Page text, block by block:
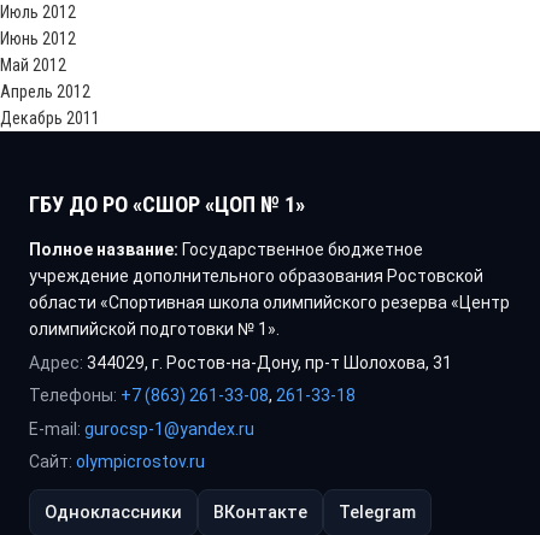
Июль 2012
Июнь 2012
Май 2012
Апрель 2012
Декабрь 2011
ГБУ ДО РО «СШОР «ЦОП № 1»
Полное название: Государственное бюджетное
учреждение дополнительного образования Ростовской
области «Спортивная школа олимпийского резерва «Центр
олимпийской подготовки № 1».
Адрес: 344029, г. Ростов-на-Дону, пр-т Шолохова, 31
Телефоны: +7 (863) 261-33-08, 261-33-18
E-mail: gurocsp-1@yandex.ru
Сайт: olympicrostov.ru
Одноклассники ВКонтакте Telegram